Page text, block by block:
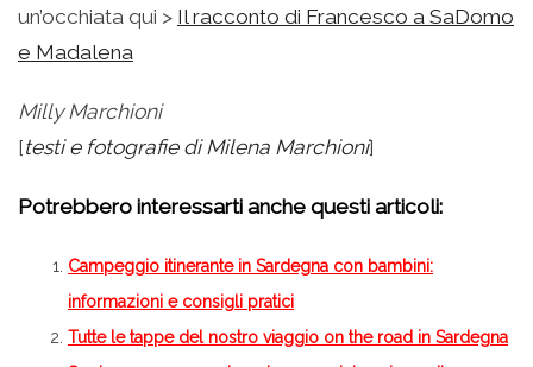
un’occhiata qui > Il racconto di Francesco a SaDomo
e Madalena
Milly Marchioni
[testi e fotografie di Milena Marchioni]
Potrebbero interessarti anche questi articoli:
Campeggio itinerante in Sardegna con bambini:
informazioni e consigli pratici
Tutte le tappe del nostro viaggio on the road in Sardegna